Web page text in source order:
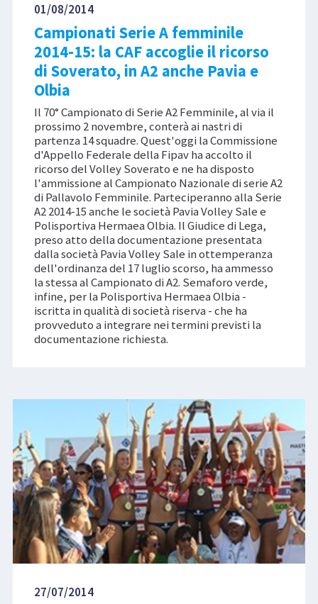
01/08/2014
Campionati Serie A femminile
2014-15: la CAF accoglie il ricorso
di Soverato, in A2 anche Pavia e
Olbia
Il 70° Campionato di Serie A2 Femminile, al via il
prossimo 2 novembre, conterà ai nastri di
partenza 14 squadre. Quest'oggi la Commissione
d'Appello Federale della Fipav ha accolto il
ricorso del Volley Soverato e ne ha disposto
l'ammissione al Campionato Nazionale di serie A2
di Pallavolo Femminile. Parteciperanno alla Serie
A2 2014-15 anche le società Pavia Volley Sale e
Polisportiva Hermaea Olbia. Il Giudice di Lega,
preso atto della documentazione presentata
dalla società Pavia Volley Sale in ottemperanza
dell'ordinanza del 17 luglio scorso, ha ammesso
la stessa al Campionato di A2. Semaforo verde,
infine, per la Polisportiva Hermaea Olbia -
iscritta in qualità di società riserva - che ha
provveduto a integrare nei termini previsti la
documentazione richiesta.
27/07/2014